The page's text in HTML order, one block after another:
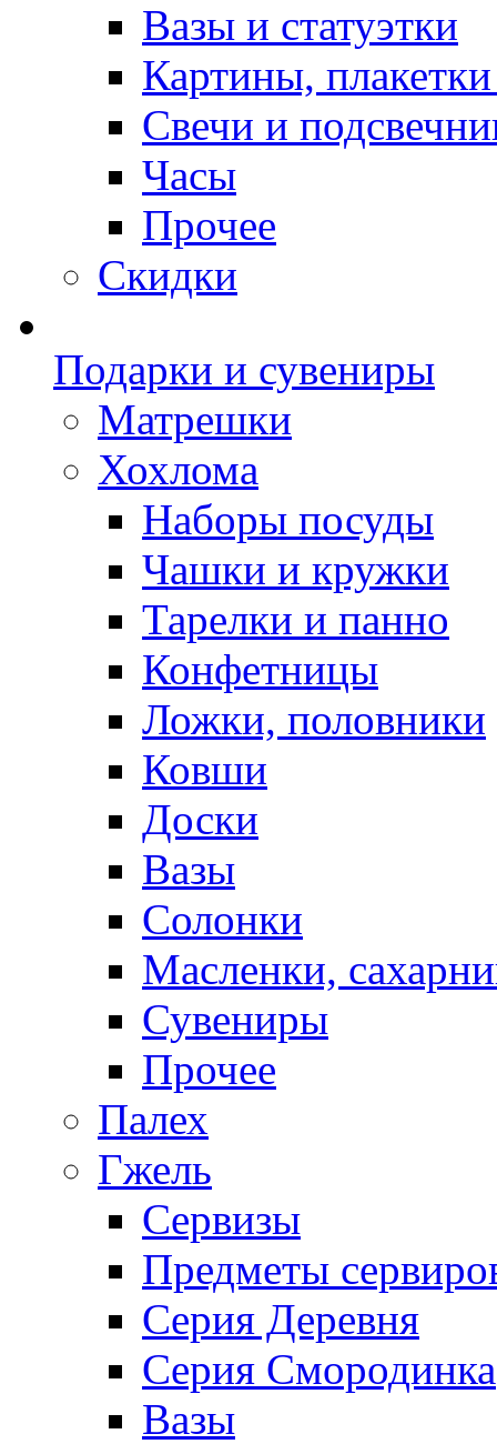
Вазы и статуэтки
Картины,
Свечи и
Часы
Прочее
Скидки
Подарки и сувениры
Матрешки
Хохлома
Наборы посуды
Чашки и кружки
Тарелки и панно
Конфетницы
Ложки, половники
Ковши
Доски
Вазы
Солонки
Масленки,
Сувениры
Прочее
Палех
Гжель
Сервизы
Предметы
Серия Деревня
Серия Смородинка
Вазы